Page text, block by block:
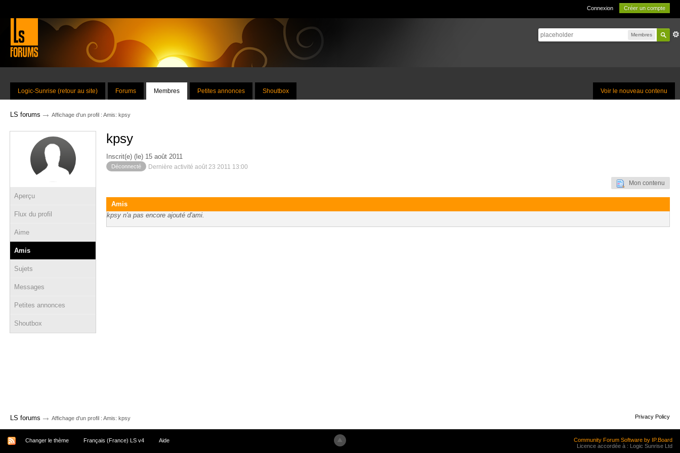
Connexion Créer un compte
Membres
Voir le nouveau contenu
Logic-Sunrise (retour au site) Forums Membres Petites annonces Shoutbox
LS forums → Affichage d'un profil : Amis: kpsy
Aperçu
Flux du profil
Aime
Amis
Sujets
Messages
Petites annonces
Shoutbox
kpsy
Inscrit(e) (le) 15 août 2011
Déconnecté Dernière activité août 23 2011 13:00
Mon contenu
Amis
kpsy n'a pas encore ajouté d'ami.
LS forums → Affichage d'un profil : Amis: kpsy Privacy Policy
Changer le thème Français (France) LS v4 Aide
Community Forum Software by IP.Board
Licence accordée à : Logic Sunrise Ltd